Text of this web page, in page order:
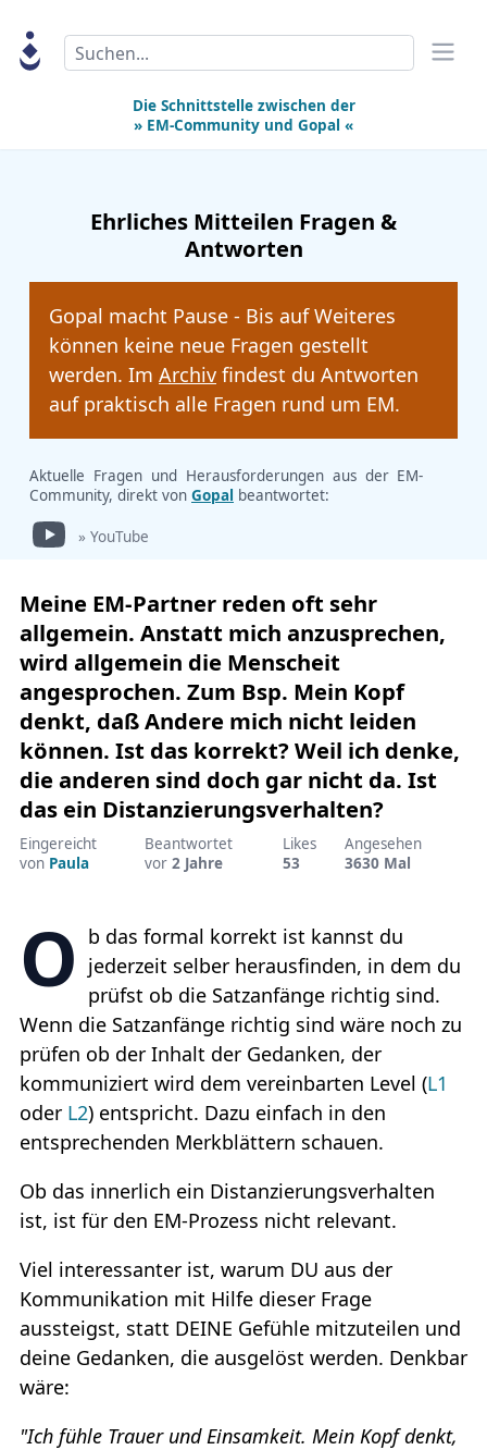
Search
Die Schnittstelle zwischen der
» EM-Community und Gopal «
Ehrliches Mitteilen Fragen &
Antworten
Gopal macht Pause - Bis auf Weiteres
können keine neue Fragen gestellt
werden. Im Archiv findest du Antworten
auf praktisch alle Fragen rund um EM.
Aktuelle Fragen und Herausforderungen aus der EM-
Community, direkt von Gopal beantwortet:
» YouTube
Meine EM-Partner reden oft sehr
allgemein. Anstatt mich anzusprechen,
wird allgemein die Menscheit
angesprochen. Zum Bsp. Mein Kopf
denkt, daß Andere mich nicht leiden
können. Ist das korrekt? Weil ich denke,
die anderen sind doch gar nicht da. Ist
das ein Distanzierungsverhalten?
Eingereicht
von Paula
Beantwortet
vor 2 Jahre
Likes
53
Angesehen
3630 Mal
O b das formal korrekt ist kannst du
jederzeit selber herausfinden, in dem du
prüfst ob die Satzanfänge richtig sind.
Wenn die Satzanfänge richtig sind wäre noch zu
prüfen ob der Inhalt der Gedanken, der
kommuniziert wird dem vereinbarten Level (L1
oder L2) entspricht. Dazu einfach in den
entsprechenden Merkblättern schauen.
Ob das innerlich ein Distanzierungsverhalten
ist, ist für den EM-Prozess nicht relevant.
Viel interessanter ist, warum DU aus der
Kommunikation mit Hilfe dieser Frage
aussteigst, statt DEINE Gefühle mitzuteilen und
deine Gedanken, die ausgelöst werden. Denkbar
wäre:
"Ich fühle Trauer und Einsamkeit. Mein Kopf denkt,